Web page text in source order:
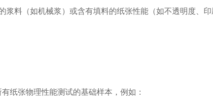
浆料（如机械浆）或含有填料的纸张性能（如不透明度、
纸张物理性能测试的基础样本，例如：